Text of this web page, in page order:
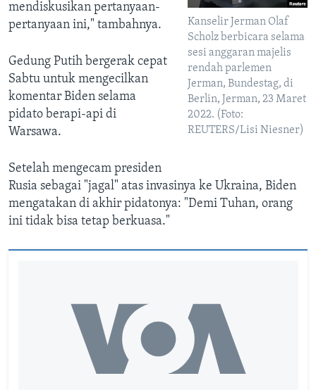
Kanselir Jerman Olaf
Scholz berbicara selama
sesi anggaran majelis
rendah parlemen
Jerman, Bundestag, di
Berlin, Jerman, 23 Maret
2022. (Foto:
REUTERS/Lisi Niesner)
mendiskusikan pertanyaan-
pertanyaan ini," tambahnya.
Gedung Putih bergerak cepat
Sabtu untuk mengecilkan
komentar Biden selama
pidato berapi-api di
Warsawa.
Setelah mengecam presiden
Rusia sebagai "jagal" atas invasinya ke Ukraina, Biden
mengatakan di akhir pidatonya: "Demi Tuhan, orang
ini tidak bisa tetap berkuasa."